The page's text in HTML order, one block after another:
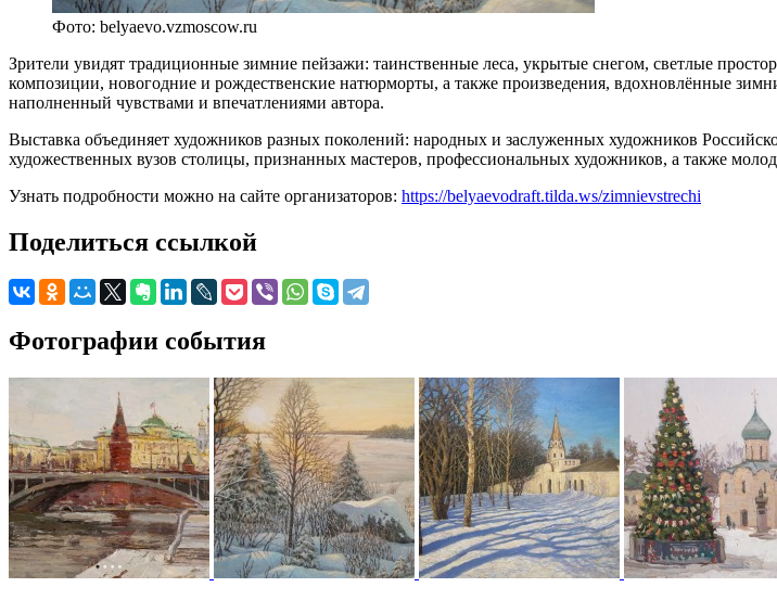
Фото: belyaevo.vzmoscow.ru
Зрители увидят традиционные зимние пейзажи: таинственные леса, укрытые снегом, светлые
композиции, новогодние и рождественские натюрморты, а также произведения, вдохновлённые
наполненный чувствами и впечатлениями автора.
Выставка объединяет художников разных поколений: народных и заслуженных художников
художественных вузов столицы, признанных мастеров, профессиональных художников, а также
Узнать подробности можно на сайте организаторов: https://belyaevodraft.tilda.ws/zimnievstrechi
Поделиться ссылкой
Фотографии события